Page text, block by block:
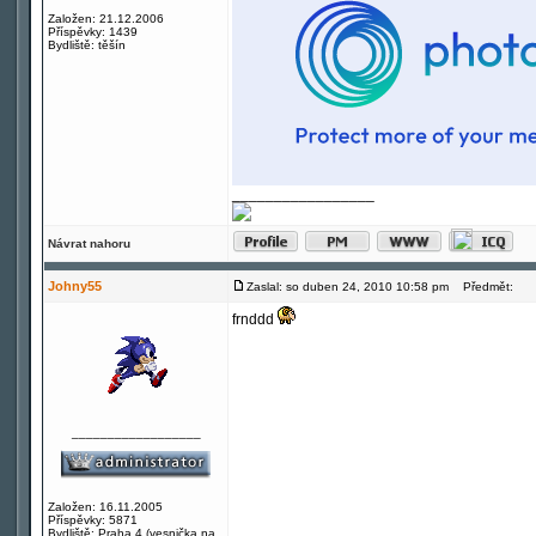
Založen: 21.12.2006
Příspěvky: 1439
Bydliště: těšín
Návrat nahoru
Johny55 Zaslal: so duben 24, 2010 10:58 pm Předmět:
Založen: 16.11.2005
Příspěvky: 5871
Bydliště: Praha 4 (vesnička na
frnddd